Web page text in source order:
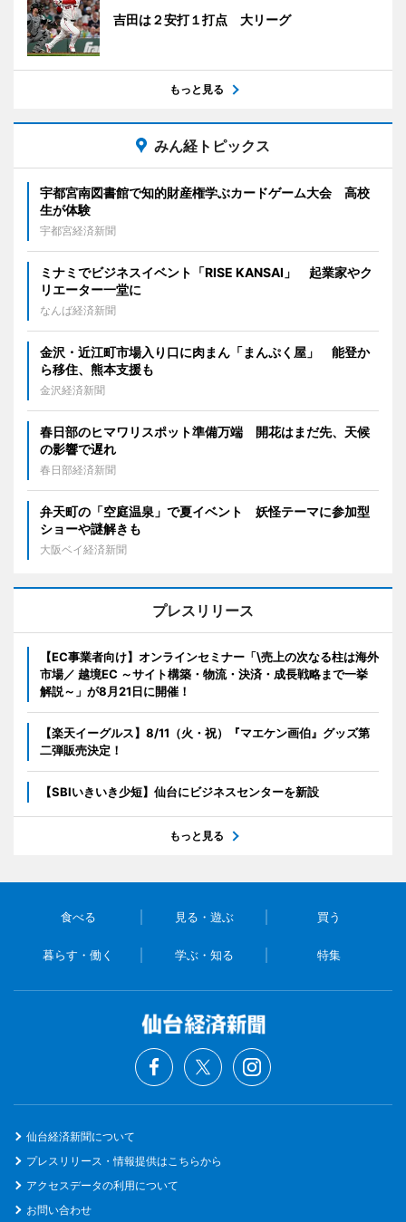
吉田は２安打１打点 大リーグ
もっと見る
みん経トピックス
宇都宮南図書館で知的財産権学ぶカードゲーム大会 高校
生が体験
宇都宮経済新聞
ミナミでビジネスイベント「RISE KANSAI」 起業家やク
リエーター一堂に
なんば経済新聞
金沢・近江町市場入り口に肉まん「まんぷく屋」 能登か
ら移住、熊本支援も
金沢経済新聞
春日部のヒマワリスポット準備万端 開花はまだ先、天候
の影響で遅れ
春日部経済新聞
弁天町の「空庭温泉」で夏イベント 妖怪テーマに参加型
ショーや謎解きも
大阪ベイ経済新聞
プレスリリース
【EC事業者向け】オンラインセミナー「\売上の次なる柱は海外
市場／ 越境EC ～サイト構築・物流・決済・成長戦略まで一挙
解説～」が8月21日に開催！
【楽天イーグルス】8/11（火・祝）『マエケン画伯』グッズ第
二弾販売決定！
【SBIいきいき少短】仙台にビジネスセンターを新設
もっと見る
食べる 見る・遊ぶ 買う
暮らす・働く 学ぶ・知る 特集
仙台経済新聞について
プレスリリース・情報提供はこちらから
アクセスデータの利用について
お問い合わせ